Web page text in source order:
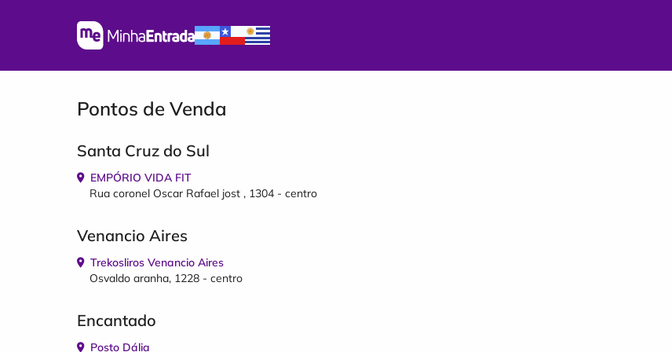
Pontos de Venda
Santa Cruz do Sul
EMPÓRIO VIDA FIT
Rua coronel Oscar Rafael jost , 1304 - centro
Venancio Aires
Trekosliros Venancio Aires
Osvaldo aranha, 1228 - centro
Encantado
Posto Dália